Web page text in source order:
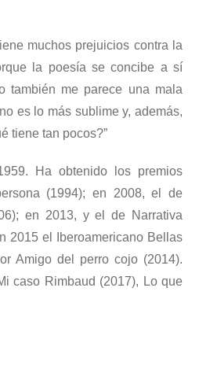
muchos prejuicios contra la
la poesía se concibe a sí
también me parece una mala
es lo más sublime y, además,
tiene tan pocos?”
Ha obtenido los premios
(1994); en 2008, el de
en 2013, y el de Narrativa
2015 el Iberoamericano Bellas
Amigo del perro cojo (2014).
caso Rimbaud (2017), Lo que